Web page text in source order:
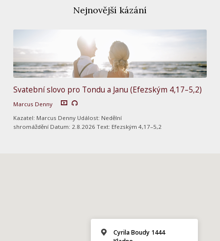
Nejnovější kázání
Svatební slovo pro Tondu a Janu (Efezským 4,17–5,2)
Marcus Denny
Kazatel: Marcus Denny Událost: Nedělní
shromáždění Datum: 2.8.2026 Text: Efezským 4,17–5,2
Cyrila Boudy 1444